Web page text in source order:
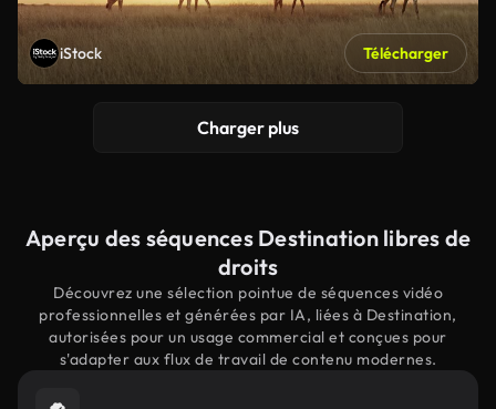
iStock Télécharger
Charger plus
Aperçu des séquences Destination libres de
droits
Découvrez une sélection pointue de séquences vidéo
professionnelles et générées par IA, liées à Destination,
autorisées pour un usage commercial et conçues pour
s'adapter aux flux de travail de contenu modernes.